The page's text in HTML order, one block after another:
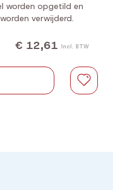
worden opgetild en
verwijderd.
€ 12,61 Incl. BTW